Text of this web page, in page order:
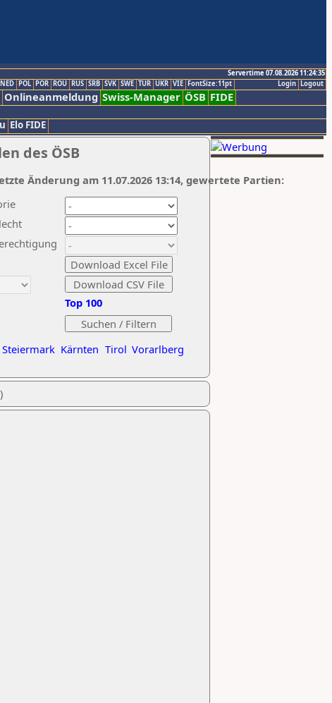
Servertime 07.08.2026 11:24:35
Logout
Login
NED POL POR ROU RUS SRB SVK SWE TUR UKR VIE FontSize:11pt
Onlineanmeldung Swiss-Manager ÖSB FIDE
Elo FIDE
des ÖSB
Steiermark Kärnten Tirol Vorarlberg
Top 100
Änderung am 11.07.2026 13:14, gewertete Partien:
)